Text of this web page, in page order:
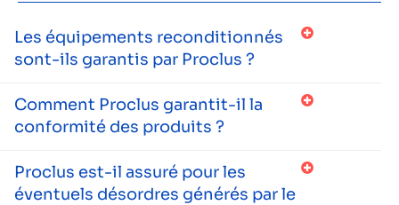
Les équipements reconditionnés
sont-ils garantis par Proclus ?
Comment Proclus garantit-il la
conformité des produits ?
Proclus est-il assuré pour les
éventuels désordres générés par le